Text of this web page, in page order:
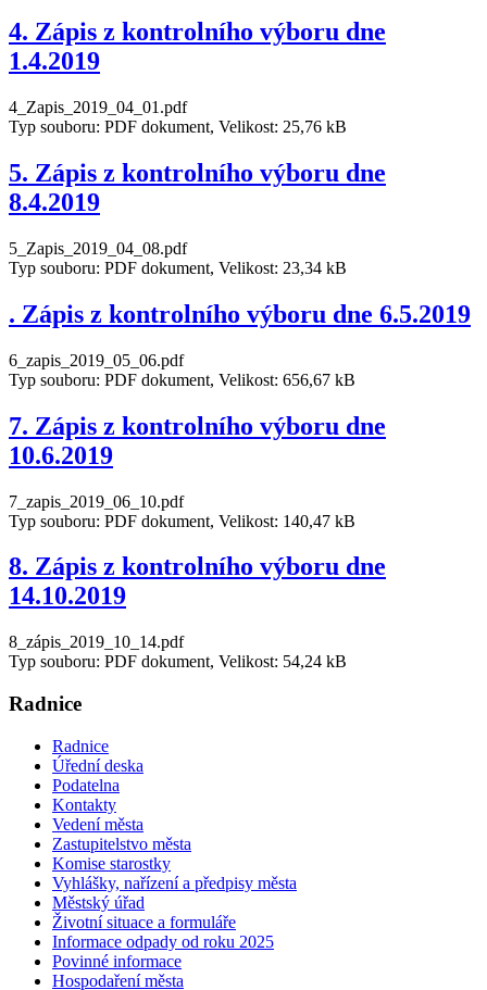
4. Zápis z kontrolního výboru dne
1.4.2019
4_Zapis_2019_04_01.pdf
Typ souboru: PDF dokument, Velikost: 25,76 kB
5. Zápis z kontrolního výboru dne
8.4.2019
5_Zapis_2019_04_08.pdf
Typ souboru: PDF dokument, Velikost: 23,34 kB
. Zápis z kontrolního výboru dne 6.5.2019
6_zapis_2019_05_06.pdf
Typ souboru: PDF dokument, Velikost: 656,67 kB
7. Zápis z kontrolního výboru dne
10.6.2019
7_zapis_2019_06_10.pdf
Typ souboru: PDF dokument, Velikost: 140,47 kB
8. Zápis z kontrolního výboru dne
14.10.2019
8_zápis_2019_10_14.pdf
Typ souboru: PDF dokument, Velikost: 54,24 kB
Radnice
Radnice
Úřední deska
Podatelna
Kontakty
Vedení města
Zastupitelstvo města
Komise starostky
Vyhlášky, nařízení a předpisy města
Městský úřad
Životní situace a formuláře
Informace odpady od roku 2025
Povinné informace
Hospodaření města